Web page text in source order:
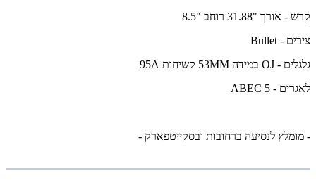
קרש - אורך "31.88 רוחב "8.5
צירים - Bullet
גלגלים - OJ במידה 53MM קשיחות 95A
לאגרים - ABEC 5
- מומלץ לנסיעה ברחובות ובסקייטפארק -